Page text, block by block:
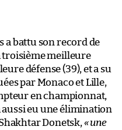
a battu son record de
troisième meilleure
défense (39), et a su
par Monaco et Lille,
en championnat,
aussi eu une élimination
Donetsk, « une